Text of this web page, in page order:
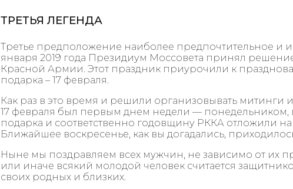
ТРЕТЬЯ ЛЕГЕНДА
Третье предположение наиболее предпочтительное и
января 2019 года Президиум Моссовета принял
Красной Армии. Этот праздник приурочили к
подарка – 17 февраля.
Как раз в это время и решили организовывать митинги
17 февраля был первым днем недели — понедельником,
подарка и соответственно годовщину РККА отложили
Ближайшее воскресенье, как вы догадались,
Ныне мы поздравляем всех мужчин, не зависимо от их
или иначе всякий молодой человек считается
своих родных и близких.